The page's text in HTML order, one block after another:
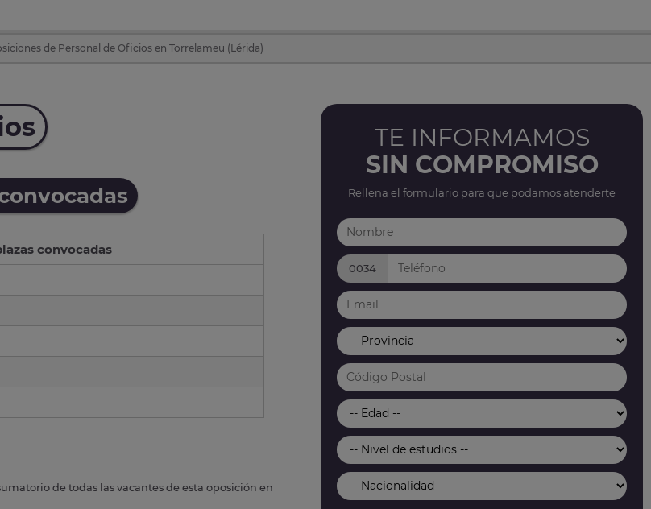
de Personal de Oficios en Torrelameu (Lérida)
convocadas
de todas las vacantes de esta oposición en
TE INFORMAMOS
SIN COMPROMISO
Rellena el formulario para que podamos atenderte
0034